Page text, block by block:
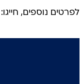
לפרטים נוספים, חייגו: